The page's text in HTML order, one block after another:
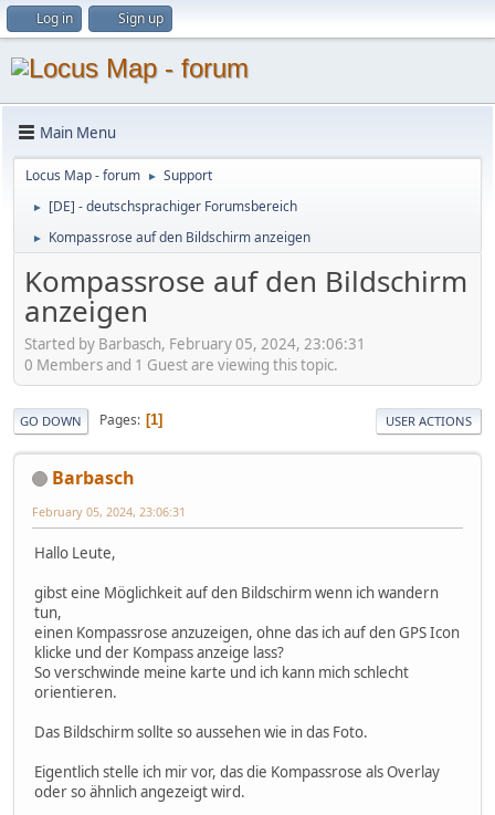
Log in Sign up
Main Menu
Locus Map - forum ► Support
► [DE] - deutschsprachiger Forumsbereich
► Kompassrose auf den Bildschirm anzeigen
Kompassrose auf den Bildschirm
anzeigen
Started by Barbasch, February 05, 2024, 23:06:31
0 Members and 1 Guest are viewing this topic.
GO DOWN Pages 1 USER ACTIONS
Barbasch
February 05, 2024, 23:06:31
Hallo Leute,
gibst eine Möglichkeit auf den Bildschirm wenn ich wandern
tun,
einen Kompassrose anzuzeigen, ohne das ich auf den GPS Icon
klicke und der Kompass anzeige lass?
So verschwinde meine karte und ich kann mich schlecht
orientieren.
Das Bildschirm sollte so aussehen wie in das Foto.
Eigentlich stelle ich mir vor, das die Kompassrose als Overlay
oder so ähnlich angezeigt wird.